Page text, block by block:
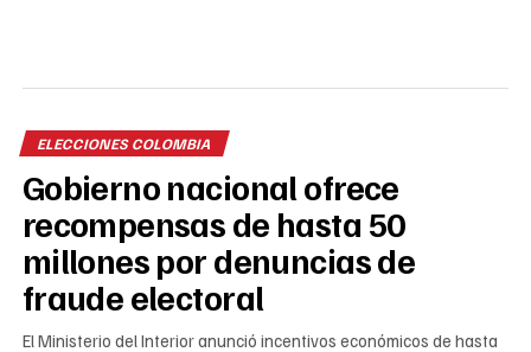
ELECCIONES COLOMBIA
Gobierno nacional ofrece
recompensas de hasta 50
millones por denuncias de
fraude electoral
El Ministerio del Interior anunció incentivos económicos de hasta